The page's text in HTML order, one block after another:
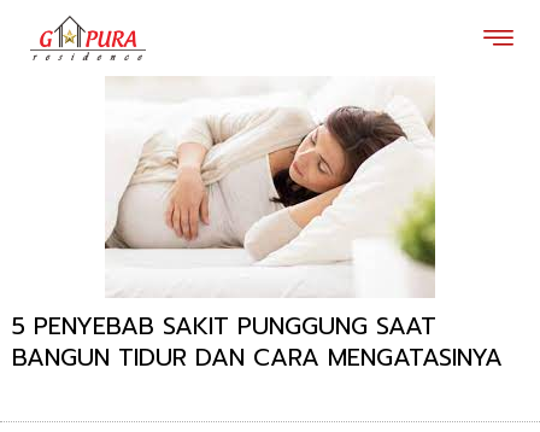
konten
5 PENYEBAB SAKIT PUNGGUNG SAAT
BANGUN TIDUR DAN CARA MENGATASINYA